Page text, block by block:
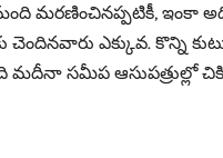
మరణించినప్పటికీ, ఇంకా
చెందినవారు ఎక్కువ. కొన్ని
సమీప ఆసుపత్రుల్లో